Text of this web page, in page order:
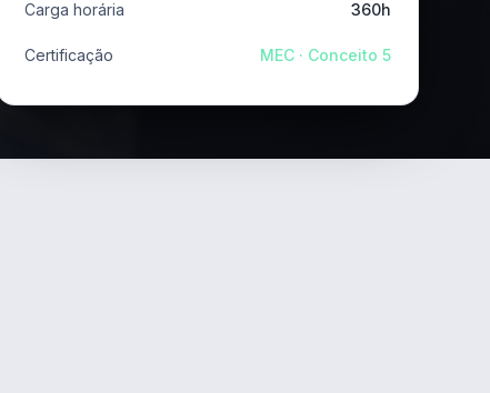
Carga horária 360h
Certificação MEC · Conceito 5